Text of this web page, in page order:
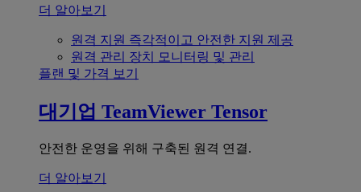
더 알아보기
원격 지원 즉각적이고 안전한 지원 제공
원격 관리 장치 모니터링 및 관리
플랜 및 가격 보기
대기업 TeamViewer Tensor
안전한 운영을 위해 구축된 원격 연결.
더 알아보기